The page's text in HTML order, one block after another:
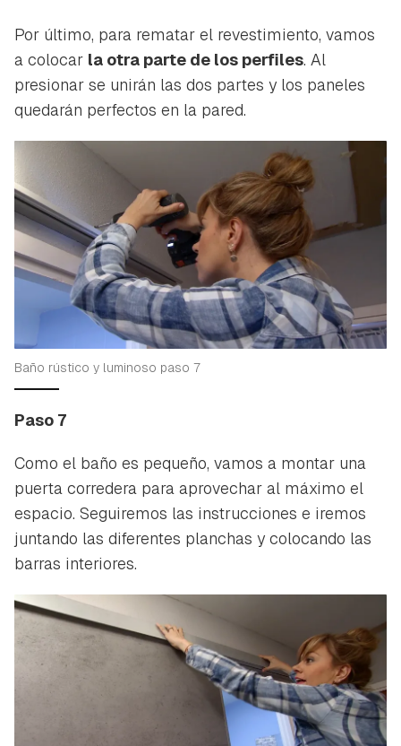
Por último, para rematar el revestimiento, vamos
a colocar la otra parte de los perfiles. Al
presionar se unirán las dos partes y los paneles
quedarán perfectos en la pared.
Baño rústico y luminoso paso 7
Paso 7
Como el baño es pequeño, vamos a montar una
puerta corredera para aprovechar al máximo el
espacio. Seguiremos las instrucciones e iremos
juntando las diferentes planchas y colocando las
barras interiores.